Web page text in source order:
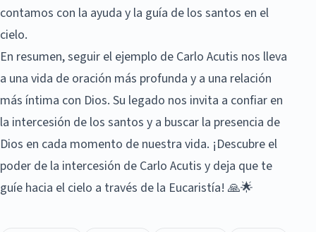
contamos con la ayuda y la guía de los santos en el
cielo.
En resumen, seguir el ejemplo de Carlo Acutis nos lleva
a una vida de oración más profunda y a una relación
más íntima con Dios. Su legado nos invita a confiar en
la intercesión de los santos y a buscar la presencia de
Dios en cada momento de nuestra vida. ¡Descubre el
poder de la intercesión de Carlo Acutis y deja que te
guíe hacia el cielo a través de la Eucaristía! 🙏🌟